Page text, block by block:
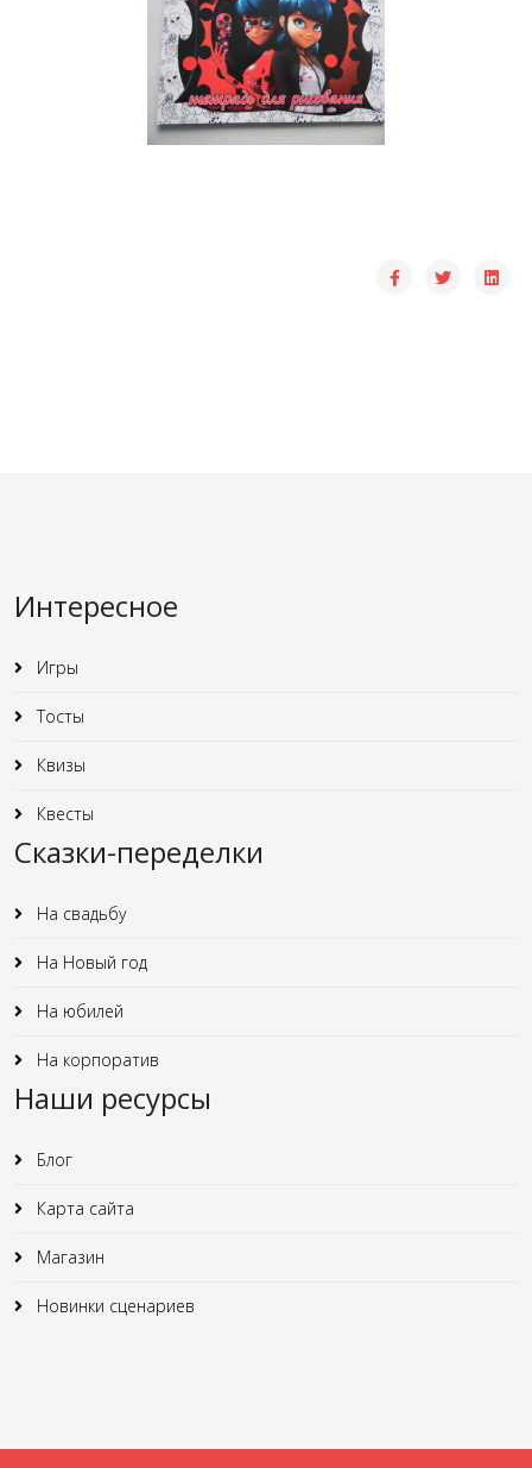
Интересное
Игры
Тосты
Квизы
Квесты
Сказки-переделки
На свадьбу
На Новый год
На юбилей
На корпоратив
Наши ресурсы
Блог
Карта сайта
Магазин
Новинки сценариев